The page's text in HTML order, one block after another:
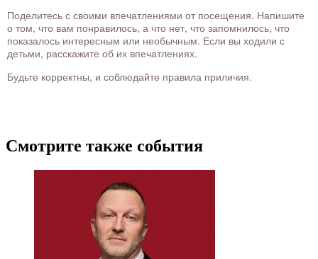
Поделитесь с своими впечатлениями от посещения. Напишите
о том, что вам понравилось, а что нет, что запомнилось, что
показалось интересным или необычным. Если вы ходили с
детьми, расскажите об их впечатлениях.
Будьте корректны, и соблюдайте правила приличия.
Смотрите также события